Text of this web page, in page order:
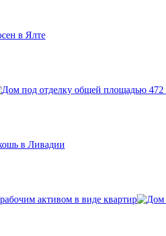
активом в виде квартир